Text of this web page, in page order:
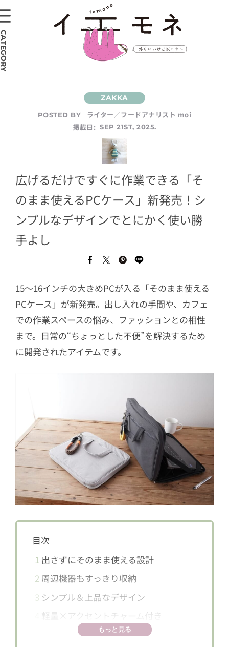
POSTED BY
ライター／フードアナリスト moi
掲載日: SEP 21ST, 2025.
広げるだけですぐに作業できる「そ
のまま使えるPCケース」新発売！シ
ンプルなデザインでとにかく使い勝
手よし
15～16インチの大きめPCが入る「そのまま使える
PCケース」が新発売。出し入れの手間や、カフェ
での作業スペースの悩み、ファッションとの相性
まで。日常の“ちょっとした不便”を解決するため
に開発されたアイテムです。
目次
1 出さずにそのまま使える設計
2 周辺機器もすっきり収納
3 シンプル＆上品なデザイン
軽量×アクセントチャーム付き
もっと見る